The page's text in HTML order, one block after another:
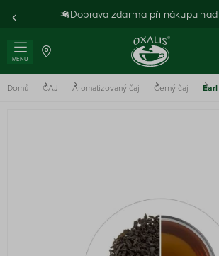
Doprava zdarma při nákupu nad
MENU
Domů ČAJ Aromatizovaný čaj Černý čaj